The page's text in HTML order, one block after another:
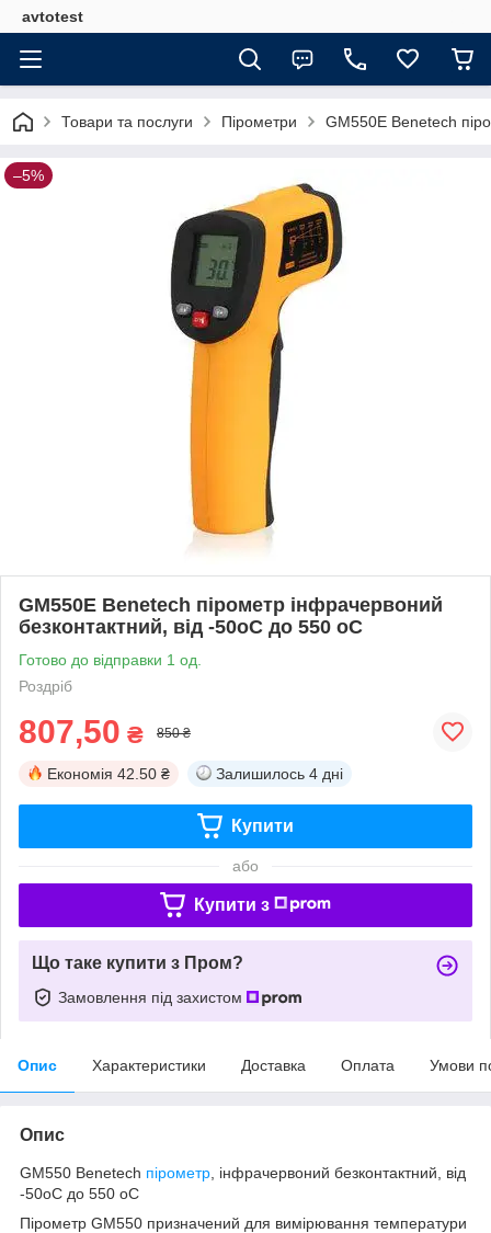
avtotest
Товари та послуги Пірометри GM550Е Benetech
–5%
GM550Е Benetech пірометр інфрачервоний
безконтактний, від -50oC до 550 oC
Готово до відправки 1 од.
Роздріб
807,50 ₴ 850 ₴
Економія 42.50 ₴ Залишилось 4 дні
Купити
або
Купити з
Що таке купити з Пром?
Замовлення під захистом
Опис Характеристики Доставка Оплата Умови
Опис
GM550 Benetech пірометр , інфрачервоний безконтактний, від
-50oC до 550 oC
Пірометр GM550 призначений для вимірювання температури